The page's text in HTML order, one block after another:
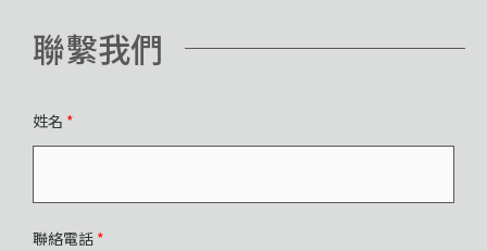
聯繫我們
姓名 *
聯絡電話 *